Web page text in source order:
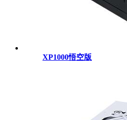
XP1000悟空版